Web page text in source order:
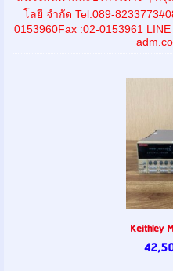
โลยี จำกัด Tel:089-
0153960Fax :02-0153961
Keithley